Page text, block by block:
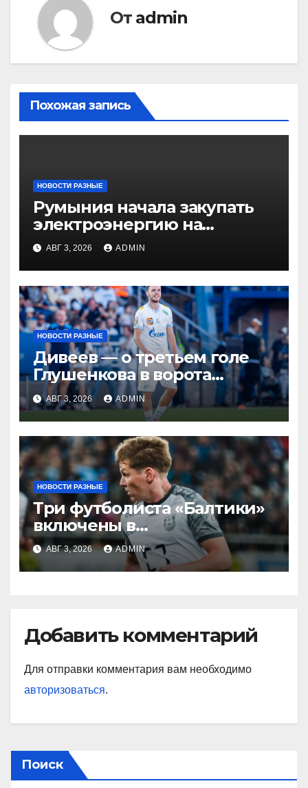
От admin
Похожая запись
НОВОСТИ РАЗНЫЕ
Румыния начала закупать
электроэнергию на
Украине из-за дефицита
АВГ 3, 2026 ADMIN
НОВОСТИ РАЗНЫЕ
Дивеев — о третьем голе
Глушенкова в ворота
«Оренбурга»: «Напомнил
Джону Джону, что
наигрывали в такой
ситуации»
АВГ 3, 2026 ADMIN
НОВОСТИ РАЗНЫЕ
Три футболиста «Балтики»
включены в
символическую сборную
2‑го тура РПЛ по версии
подписчиков МАТЧ
АВГ 3, 2026 ADMIN
Добавить комментарий
Для отправки комментария вам необходимо
авторизоваться.
Поиск